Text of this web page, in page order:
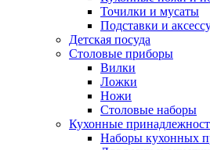
Точилки и мусаты
Подставки и
Детская посуда
Столовые приборы
Вилки
Ложки
Ножи
Столовые наборы
Кухонные
Наборы кухонных